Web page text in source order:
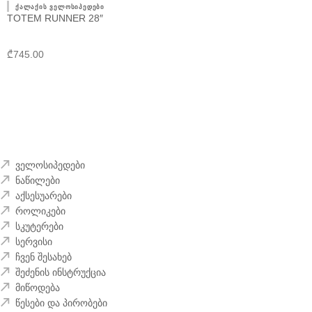
ქალაქის ველოსიპედები
TOTEM RUNNER 28″
₾745.00
ველოსიპედები
ნაწილები
აქსესუარები
როლიკები
სკუტერები
სერვისი
ჩვენ შესახებ
შეძენის ინსტრუქცია
მიწოდება
წესები და პირობები